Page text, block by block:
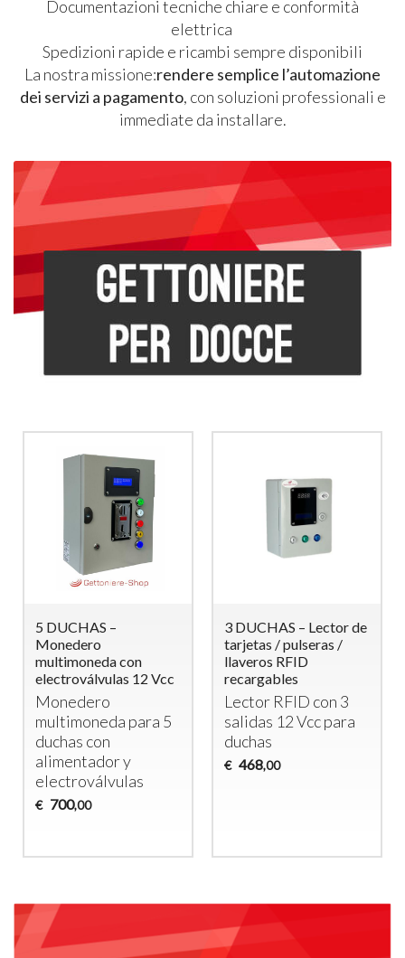
Documentazioni tecniche chiare e conformità
elettrica
Spedizioni rapide e ricambi sempre disponibili
La nostra missione:rendere semplice l’automazione
dei servizi a pagamento, con soluzioni professionali e
immediate da installare.
–
con
12 Vcc
para 5
con
y
3 DUCHAS – Lector de
tarjetas / pulseras /
llaveros RFID
recargables
RFIDcon 3
salidas 12 Vcc para
2